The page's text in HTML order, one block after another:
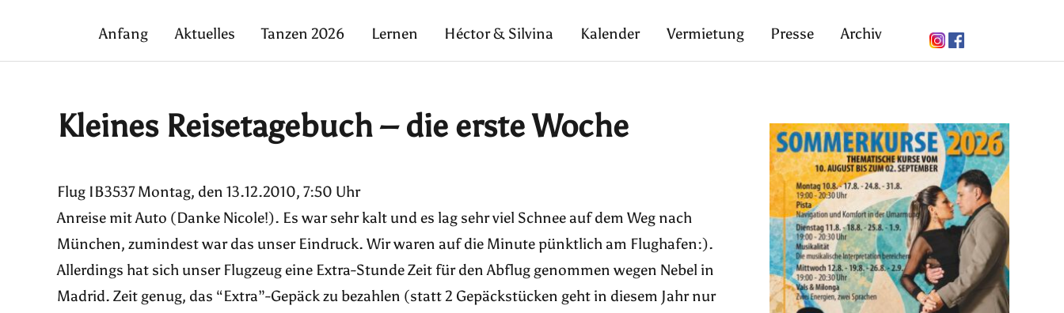
Anfang Aktuelles Tanzen 2026 Lernen Héctor & Silvina Kalender Vermietung Presse Archiv
Kleines Reisetagebuch – die erste Woche
Flug IB3537 Montag, den 13.12.2010, 7:50 Uhr
Anreise mit Auto (Danke Nicole!). Es war sehr kalt und es lag sehr viel Schnee auf dem Weg nach
München, zumindest war das unser Eindruck. Wir waren auf die Minute pünktlich am Flughafen:).
Allerdings hat sich unser Flugzeug eine Extra-Stunde Zeit für den Abflug genommen wegen Nebel in
Madrid. Zeit genug, das “Extra”-Gepäck zu bezahlen (statt 2 Gepäckstücken geht in diesem Jahr nur